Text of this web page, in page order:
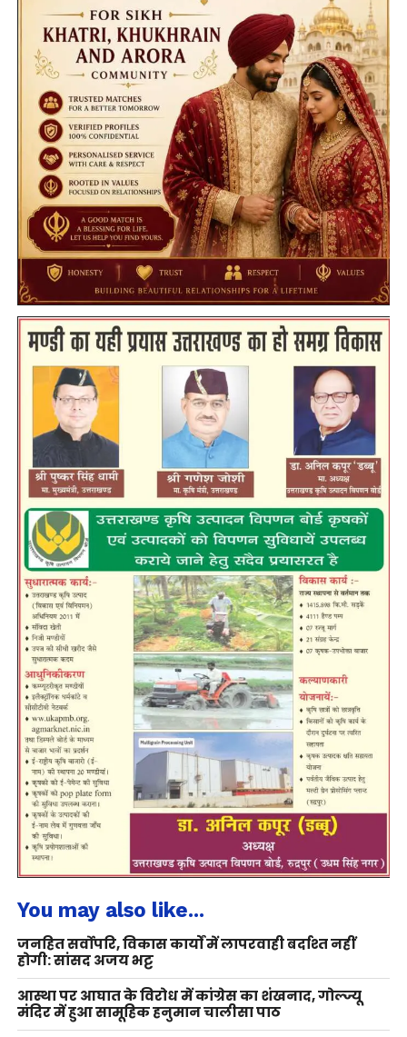
You may also like...
जनहित सर्वोपरि, विकास कार्यों में लापरवाही बर्दाश्त नहीं
होगी: सांसद अजय भट्ट
आस्था पर आघात के विरोध में कांग्रेस का शंखनाद, गोल्ज्यू
मंदिर में हुआ सामूहिक हनुमान चालीसा पाठ